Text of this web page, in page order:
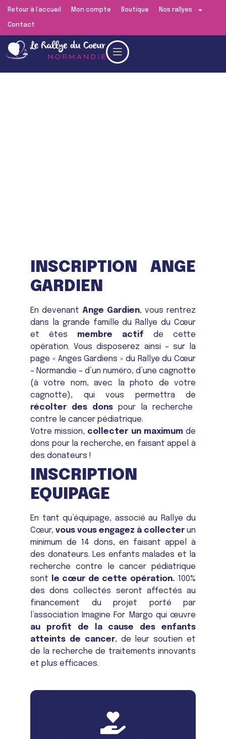
Retour à l’accueil Mon compte Boutique Nos rallyes
Contact
INSCRIPTION ANGE
GARDIEN
En devenant Ange Gardien, vous rentrez
dans la grande famille du Rallye du Cœur
et êtes membre actif de cette
opération. Vous disposerez ainsi – sur la
page « Anges Gardiens » du Rallye du Cœur
– Normandie – d’un numéro, d’une cagnotte
(à votre nom, avec la photo de votre
cagnotte), qui vous permettra de
récolter des dons pour la recherche
contre le cancer pédiatrique.
Votre mission, collecter un maximum de
dons pour la recherche, en faisant appel à
des donateurs !
INSCRIPTION
EQUIPAGE
En tant qu’équipage, associé au Rallye du
Cœur, vous vous engagez à collecter un
minimum de 14 dons, en faisant appel à
des donateurs. Les enfants malades et la
recherche contre le cancer pédiatrique
sont le cœur de cette opération. 100%
des dons collectés seront affectés au
financement du projet porté par
l’association Imagine For Margo qui œuvre
au profit de la cause des enfants
atteints de cancer, de leur soutien et
de la recherche de traitements innovants
et plus efficaces.